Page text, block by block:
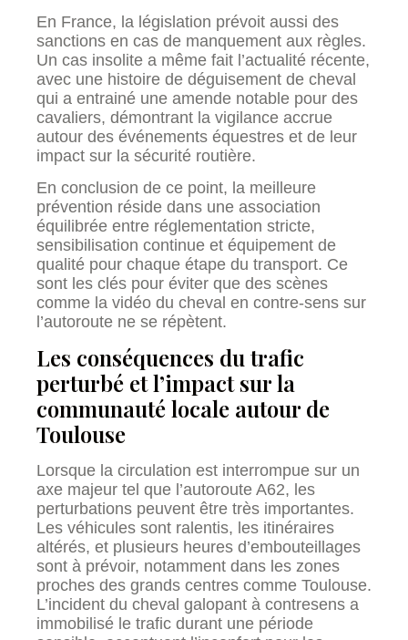
En France, la législation prévoit aussi des
sanctions en cas de manquement aux règles.
Un cas insolite a même fait l’actualité récente,
avec une histoire de déguisement de cheval
qui a entrainé une amende notable pour des
cavaliers, démontrant la vigilance accrue
autour des événements équestres et de leur
impact sur la sécurité routière.
En conclusion de ce point, la meilleure
prévention réside dans une association
équilibrée entre réglementation stricte,
sensibilisation continue et équipement de
qualité pour chaque étape du transport. Ce
sont les clés pour éviter que des scènes
comme la vidéo du cheval en contre-sens sur
l’autoroute ne se répètent.
Les conséquences du trafic
perturbé et l’impact sur la
communauté locale autour de
Toulouse
Lorsque la circulation est interrompue sur un
axe majeur tel que l’autoroute A62, les
perturbations peuvent être très importantes.
Les véhicules sont ralentis, les itinéraires
altérés, et plusieurs heures d’embouteillages
sont à prévoir, notamment dans les zones
proches des grands centres comme Toulouse.
L’incident du cheval galopant à contresens a
immobilisé le trafic durant une période